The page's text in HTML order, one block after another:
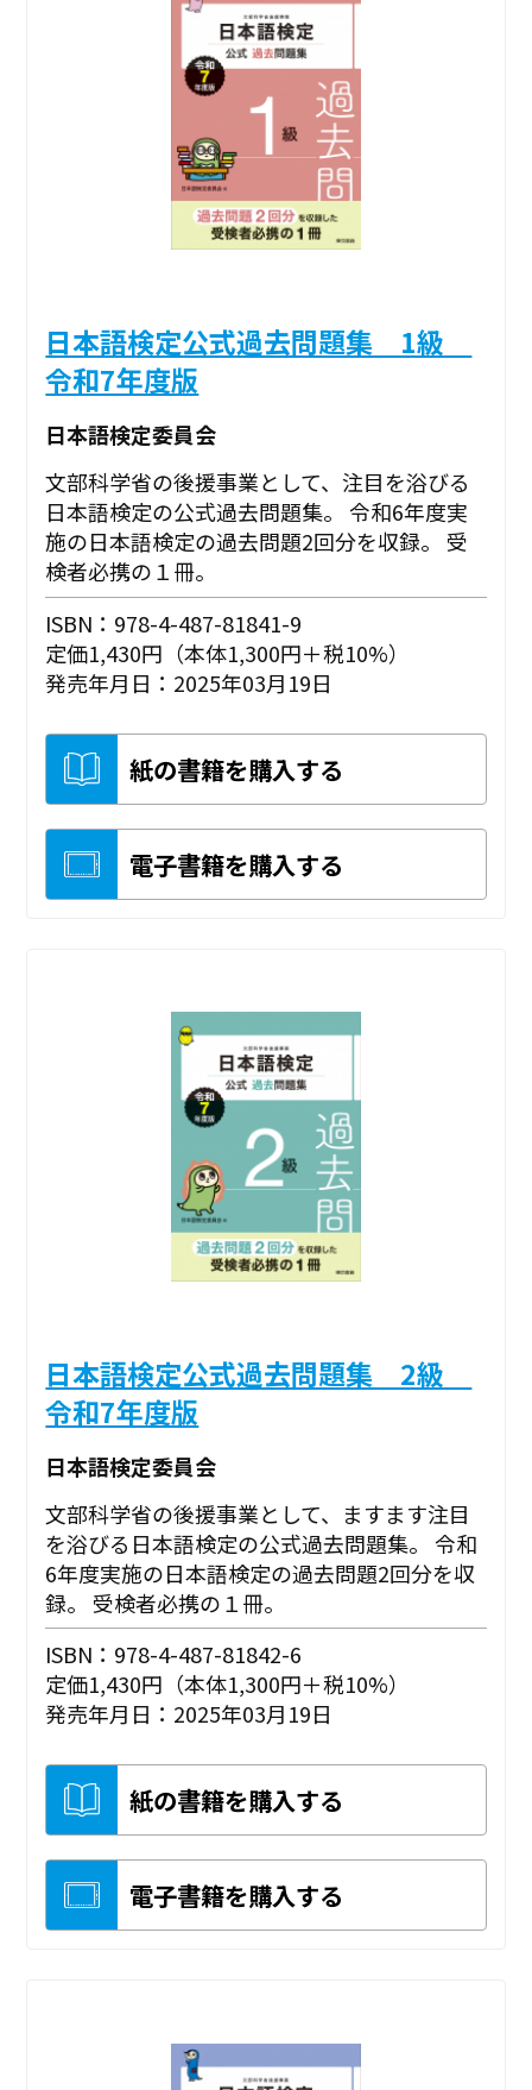
日本語検定公式過去問題集 1級
令和7年度版
日本語検定委員会
文部科学省の後援事業として、注目を浴びる
日本語検定の公式過去問題集。 令和6年度実
施の日本語検定の過去問題2回分を収録。 受
検者必携の１冊。
ISBN：978-4-487-81841-9
定価1,430円（本体1,300円＋税10%）
発売年月日：2025年03月19日
紙の書籍を購入する
電子書籍を購入する
日本語検定公式過去問題集 2級
令和7年度版
日本語検定委員会
文部科学省の後援事業として、ますます注目
を浴びる日本語検定の公式過去問題集。 令和
6年度実施の日本語検定の過去問題2回分を収
録。 受検者必携の１冊。
ISBN：978-4-487-81842-6
定価1,430円（本体1,300円＋税10%）
発売年月日：2025年03月19日
紙の書籍を購入する
電子書籍を購入する